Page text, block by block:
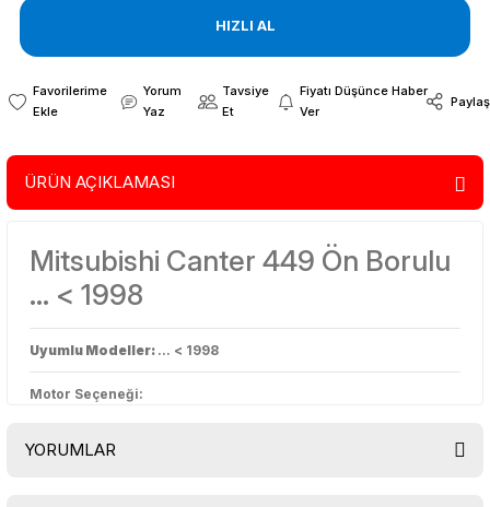
HIZLI AL
Yorum
Yaz
Tavsiye
Et
Fiyatı Düşünce Haber
Ver
Paylaş
ÜRÜN AÇIKLAMASI
Mitsubishi Canter 449 Ön Borulu
... < 1998
Uyumlu Modeller: ... < 1998
Motor Seçeneği:
YORUMLAR